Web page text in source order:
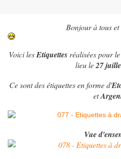
Bonjour à tous
Voici lesEtiquettesréalisées pour le
lieu le27
Ce sont des étiquettes en forme d'
et
Vue